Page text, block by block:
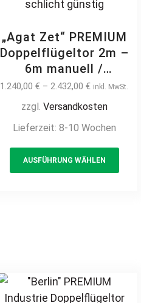
„Agat Zet“ PREMIUM
Doppelflügeltor 2m –
6m manuell /
elektrisch auf Maß
vertikale Profile
Stabfüllung
senkrecht
hochwertig Metall
Stahl feuerverzinkt
1.240,00€ –2.432,00€ inkl. MwSt.
zzgl. Versandkosten
Lieferzeit: 8-10 Wochen
AUSFÜHRUNG WÄHLEN
This